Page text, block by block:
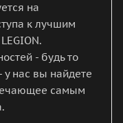
на
к лучшим
- будь то
нас вы найдете
самым